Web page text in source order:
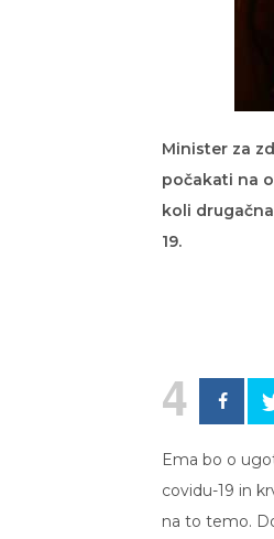
Minister za
počakati na
koli
19.
4
Ema bo o
covidu-19 in
na to temo.